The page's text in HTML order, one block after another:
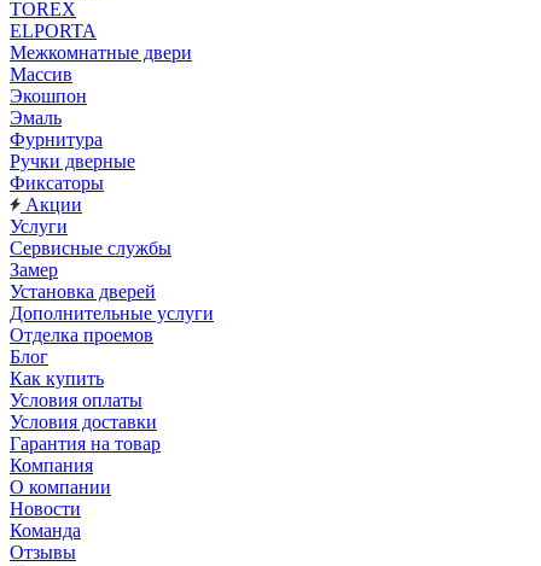
TOREX
ELPORTA
Межкомнатные двери
Массив
Экошпон
Эмаль
Фурнитура
Ручки дверные
Фиксаторы
Акции
Услуги
Сервисные службы
Замер
Установка дверей
Дополнительные услуги
Отделка проемов
Блог
Как купить
Условия оплаты
Условия доставки
Гарантия на товар
Компания
О компании
Новости
Команда
Отзывы